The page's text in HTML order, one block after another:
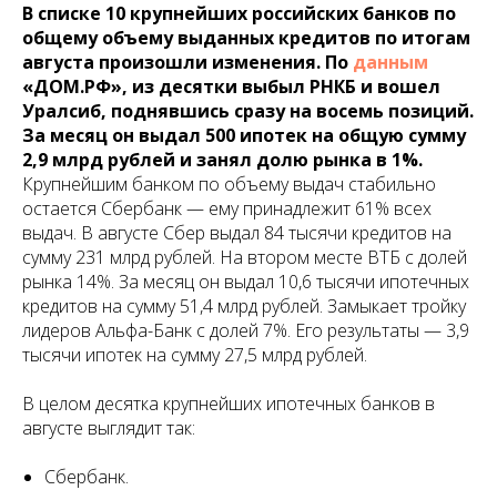
В списке 10 крупнейших российских банков по
общему объему выданных кредитов по итогам
августа произошли изменения. По данным
«ДОМ.РФ», из десятки выбыл РНКБ и вошел
Уралсиб, поднявшись сразу на восемь позиций.
За месяц он выдал 500 ипотек на общую сумму
2,9 млрд рублей и занял долю рынка в 1%.
Крупнейшим банком по объему выдач стабильно
остается Сбербанк — ему принадлежит 61% всех
выдач. В августе Сбер выдал 84 тысячи кредитов на
сумму 231 млрд рублей. На втором месте ВТБ с долей
рынка 14%. За месяц он выдал 10,6 тысячи ипотечных
кредитов на сумму 51,4 млрд рублей. Замыкает тройку
лидеров Альфа-Банк с долей 7%. Его результаты — 3,9
тысячи ипотек на сумму 27,5 млрд рублей.
В целом десятка крупнейших ипотечных банков в
августе выглядит так:
Сбербанк.